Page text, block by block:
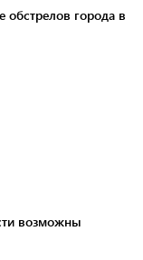
обстрелов города в
возможны